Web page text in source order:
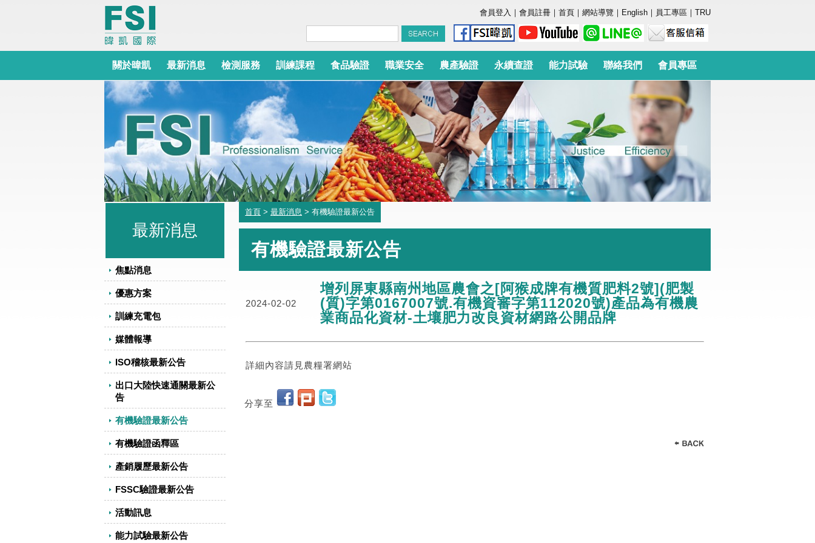
會員登入 ｜ 會員註冊 ｜ 首頁 ｜ 網站導覽 ｜ English ｜ 員工專區 ｜ TRU
關於暐凱 最新消息 檢測服務 訓練課程 食品驗證 職業安全 農產驗證 永續查證 能力試驗 聯絡我們 會員專區
最新消息
焦點消息
優惠方案
訓練充電包
媒體報導
ISO稽核最新公告
出口大陸快速通關最新公
告
有機驗證最新公告
有機驗證函釋區
產銷履歷最新公告
FSSC驗證最新公告
活動訊息
能力試驗最新公告
首頁 > 最新消息 > 有機驗證最新公告
有機驗證最新公告
2024-02-02
增列屏東縣南州地區農會之[阿猴成牌有機質肥料2號](肥製
(質)字第0167007號.有機資審字第112020號)產品為有機農
業商品化資材-土壤肥力改良資材網路公開品牌
詳細內容請見農糧署網站
分享至